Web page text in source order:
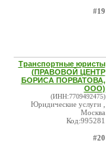
#19
Транспортные юристы
(ПРАВОВОЙ ЦЕНТР
БОРИСА ПОРВАТОВА,
ООО)
(ИНН:7709492475)
Юридические услуги ,
Москва
Код:995281
#20